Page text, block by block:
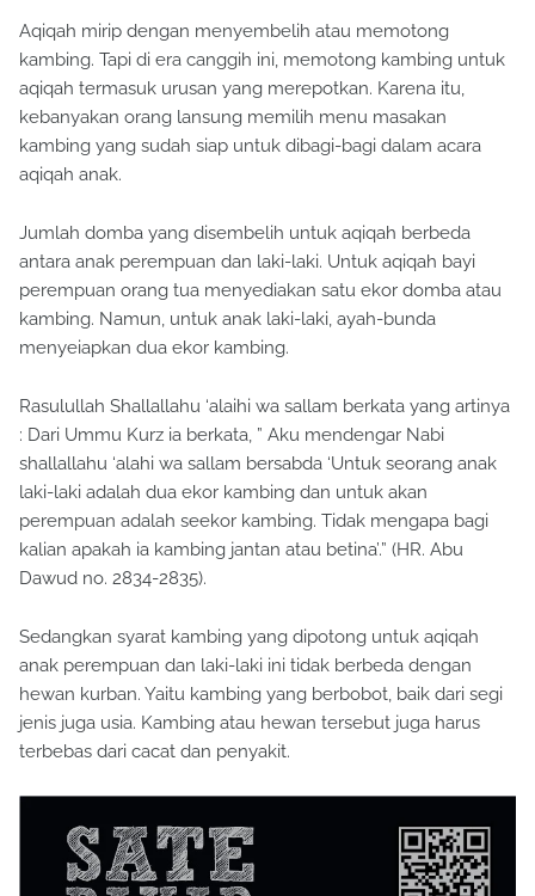
Aqiqah mirip dengan menyembelih atau memotong
kambing. Tapi di era canggih ini, memotong kambing untuk
aqiqah termasuk urusan yang merepotkan. Karena itu,
kebanyakan orang lansung memilih menu masakan
kambing yang sudah siap untuk dibagi-bagi dalam acara
aqiqah anak.
Jumlah domba yang disembelih untuk aqiqah berbeda
antara anak perempuan dan laki-laki. Untuk aqiqah bayi
perempuan orang tua menyediakan satu ekor domba atau
kambing. Namun, untuk anak laki-laki, ayah-bunda
menyeiapkan dua ekor kambing.
Rasulullah Shallallahu ‘alaihi wa sallam berkata yang artinya
: Dari Ummu Kurz ia berkata, ” Aku mendengar Nabi
shallallahu ‘alahi wa sallam bersabda ‘Untuk seorang anak
laki-laki adalah dua ekor kambing dan untuk akan
perempuan adalah seekor kambing. Tidak mengapa bagi
kalian apakah ia kambing jantan atau betina’.” (HR. Abu
Dawud no. 2834-2835).
Sedangkan syarat kambing yang dipotong untuk aqiqah
anak perempuan dan laki-laki ini tidak berbeda dengan
hewan kurban. Yaitu kambing yang berbobot, baik dari segi
jenis juga usia. Kambing atau hewan tersebut juga harus
terbebas dari cacat dan penyakit.